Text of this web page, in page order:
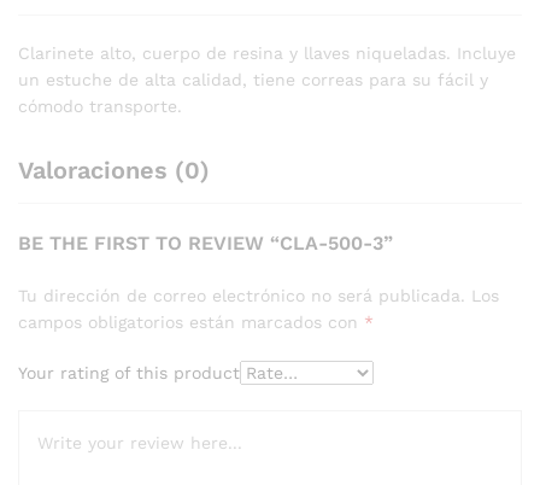
Clarinete alto, cuerpo de resina y llaves niqueladas. Incluye
un estuche de alta calidad, tiene correas para su fácil y
cómodo transporte.
Valoraciones (0)
BE THE FIRST TO REVIEW “CLA-500-3”
Tu dirección de correo electrónico no será publicada. Los
campos obligatorios están marcados con *
Your rating of this product